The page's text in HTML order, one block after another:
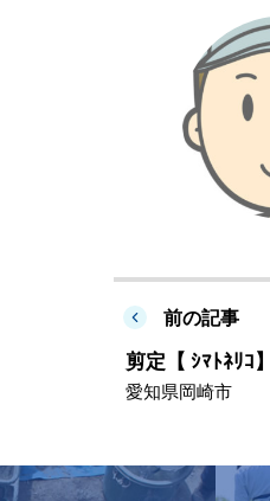
前の記事
剪定【 ｼﾏﾄﾈﾘｺ】
愛知県岡崎市